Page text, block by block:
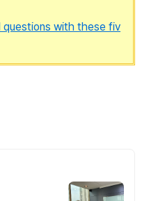
questions with these fiv